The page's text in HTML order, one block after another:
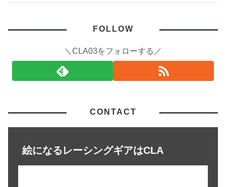
FOLLOW
＼CLA03をフォローする／
CONTACT
絵になるレーシングギアはCLA